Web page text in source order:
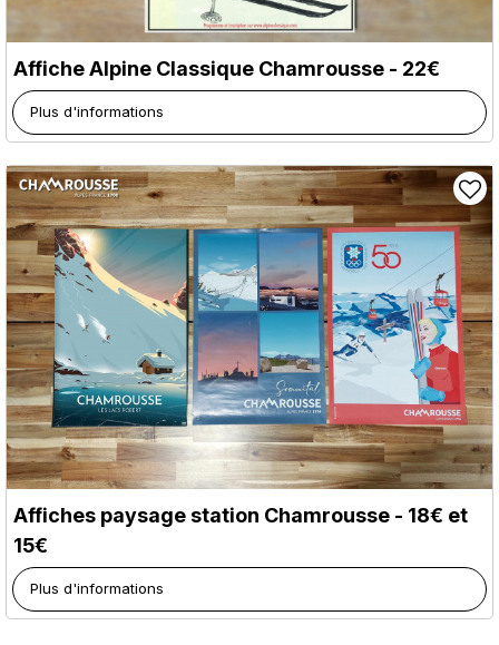
Affiche Alpine Classique Chamrousse - 22€
Plus d'informations
Affiches paysage station Chamrousse - 18€ et
15€
Plus d'informations